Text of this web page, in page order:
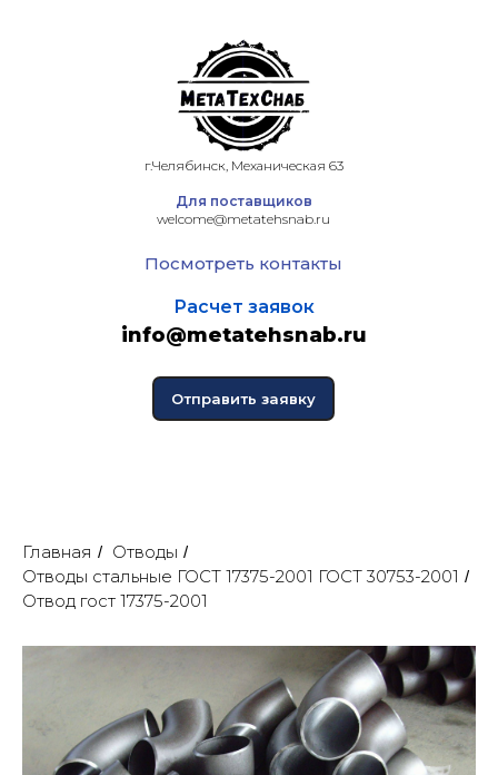
г.Челябинск, Механическая 63
Для поставщиков
welcome@metatehsnab.ru
Посмотреть контакты
Расчет заявок
info@metatehsnab.ru
Отправить заявку
Главная / Отводы /
Отводы стальные ГОСТ 17375-2001 ГОСТ 30753-2001 /
Отвод гост 17375-2001